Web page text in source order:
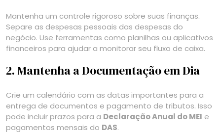
Mantenha um controle rigoroso sobre suas finanças.
Separe as despesas pessoais das despesas do
negócio. Use ferramentas como planilhas ou aplicativos
financeiros para ajudar a monitorar seu fluxo de caixa.
2. Mantenha a Documentação em Dia
Crie um calendário com as datas importantes para a
entrega de documentos e pagamento de tributos. Isso
pode incluir prazos para a Declaração Anual do MEI e
pagamentos mensais do DAS.